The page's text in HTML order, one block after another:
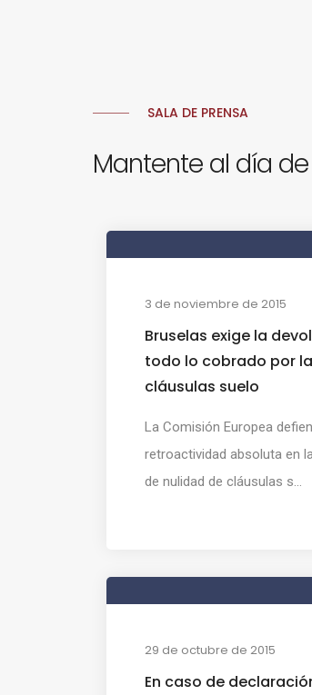
SALA DE PRENSA
Mantente al día
3 de noviembre de 2015
Bruselas exige la
todo lo cobrado por
cláusulas suelo
La Comisión Europea
retroactividad absoluta en
de nulidad de cláusulas s...
29 de octubre de 2015
En caso de